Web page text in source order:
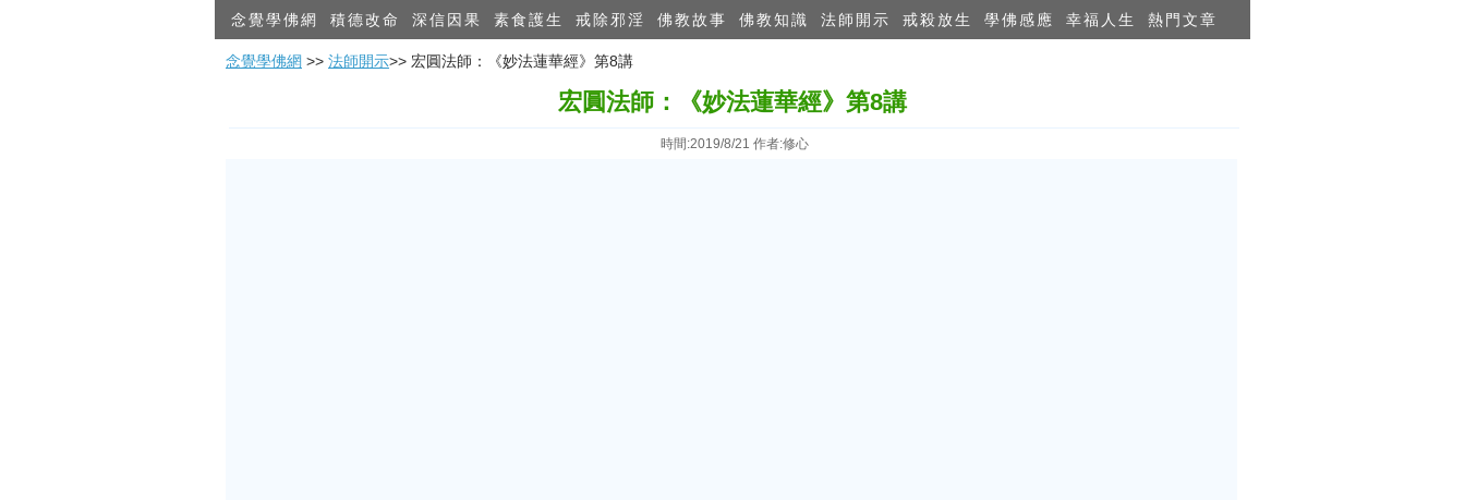
念覺學佛網 積德改命 深信因果 素食護生 戒除邪淫 佛教故事 佛教知識 法師開示 戒殺放生 學佛感應 幸福人生 熱門文章
念覺學佛網 >> 法師開示>> 宏圓法師：《妙法蓮華經》第8講
宏圓法師：《妙法蓮華經》第8講
時間:2019/8/21 作者:修心